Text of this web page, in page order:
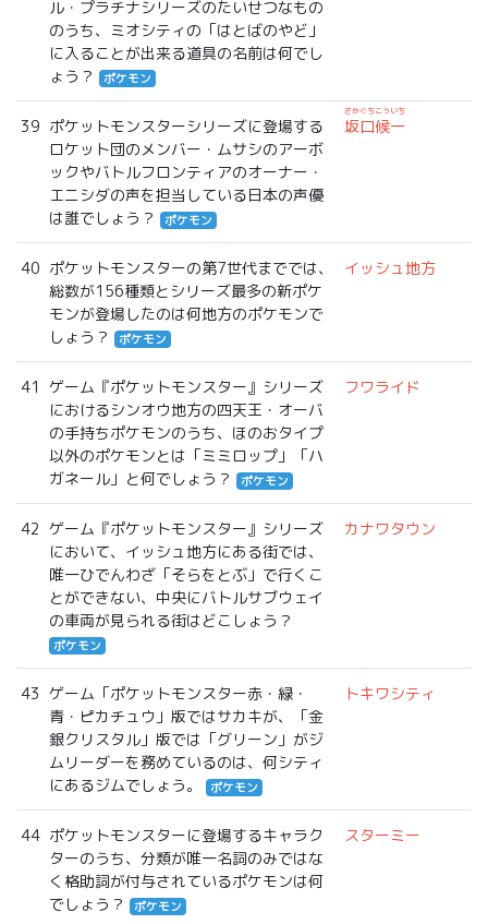
ル・プラチナシリーズのたいせつなもの
のうち、ミオシティの「はとばのやど」
に入ることが出来る道具の名前は何でし
ょう？
ポケモン
39 ポケットモンスターシリーズに登場する
ロケット団のメンバー・ムサシのアーボ
ックやバトルフロンティアのオーナー・
エニシダの声を担当している日本の声優
は誰でしょう？
ポケモン
坂口候一
さかぐちこういち
40 ポケットモンスターの第7世代まででは、
総数が156種類とシリーズ最多の新ポケ
モンが登場したのは何地方のポケモンで
しょう？
ポケモン
イッシュ地方
41 ゲーム『ポケットモンスター』シリーズ
におけるシンオウ地方の四天王・オーバ
の手持ちポケモンのうち、ほのおタイプ
以外のポケモンとは「ミミロップ」「ハ
ガネール」と何でしょう？
ポケモン
フワライド
42 ゲーム『ポケットモンスター』シリーズ
において、イッシュ地方にある街では、
唯一ひでんわざ「そらをとぶ」で行くこ
とができない、中央にバトルサブウェイ
の車両が見られる街はどこしょう？
ポケモン
カナワタウン
43 ゲーム「ポケットモンスター赤・緑・
青・ピカチュウ」版ではサカキが、「金
銀クリスタル」版では「グリーン」がジ
ムリーダーを務めているのは、何シティ
にあるジムでしょう。
ポケモン
トキワシティ
44 ポケットモンスターに登場するキャラク
ターのうち、分類が唯一名詞のみではな
く格助詞が付与されているポケモンは何
でしょう？
ポケモン
スターミー